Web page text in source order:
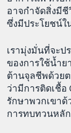
อาจกำจัดสิ่งมี
ซึ่งมีประโยชน์ใ
เรามุ่งมั่นที่จะป
ของการใช้น้ำย
ต้านจุลชีพด้วย
ว่ามีการติดเชื้อ
รักษาพวกเขาด้
การทบทวนหลั